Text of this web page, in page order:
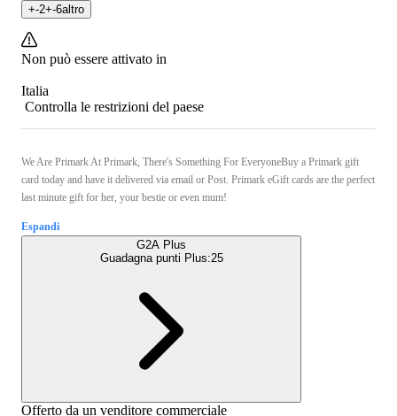
+-2+-6altro
Non può essere attivato in
Italia
Controlla le restrizioni del paese
We Are Primark At Primark, There's Something For EveryoneBuy a Primark gift
card today and have it delivered via email or Post. Primark eGift cards are the perfect
last minute gift for her, your bestie or even mum!
Espandi
G2A Plus
Guadagna punti Plus:25
Offerto da un venditore commerciale